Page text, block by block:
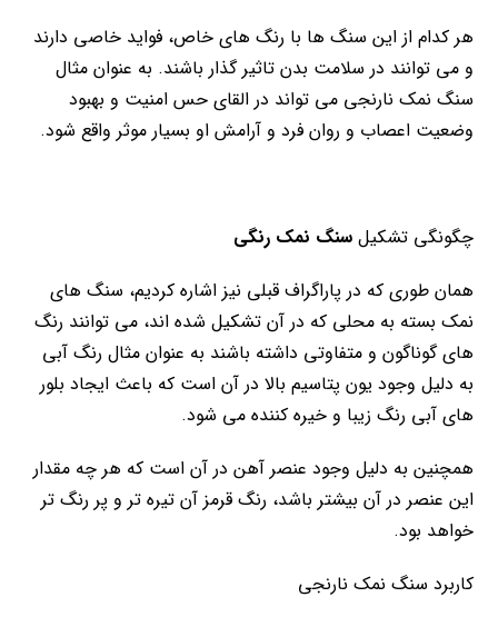
هر کدام از این سنگ ها با رنگ های خاص، فواید خاصی دارند
و می توانند در سلامت بدن تاثیر گذار باشند. به عنوان مثال
سنگ نمک نارنجی می تواند در القای حس امنیت و بهبود
وضعیت اعصاب و روان فرد و آرامش او بسیار موثر واقع شود.
چگونگی تشکیلسنگ نمک رنگی
همان طوری که در پاراگراف قبلی نیز اشاره کردیم، سنگ های
نمک بسته به محلی که در آن تشکیل شده اند، می توانند رنگ
های گوناگون و متفاوتی داشته باشند به عنوان مثال رنگ آبی
به دلیل وجود یون پتاسیم بالا در آن است که باعث ایجاد بلور
های آبی رنگ زیبا و خیره کننده می شود.
همچنین به دلیل وجود عنصر آهن در آن است که هر چه مقدار
این عنصر در آن بیشتر باشد، رنگ قرمز آن تیره تر و پر رنگ تر
خواهد بود.
کاربرد سنگ نمک نارنجی